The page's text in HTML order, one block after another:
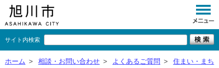
サイト内検索
くらし
ホーム > 相談・お問い合わせ > よくあるご質問 >
住まい・まち